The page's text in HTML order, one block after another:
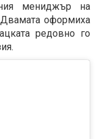
мениджър на
оформиха
редовно го